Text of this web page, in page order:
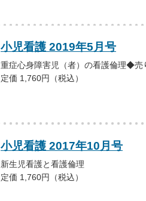
小児看護 2019年5月号
重症心身障害児（者）の看護倫理◆
定価 1,760円（税込）
小児看護 2017年10月号
新生児看護と看護倫理
定価 1,760円（税込）